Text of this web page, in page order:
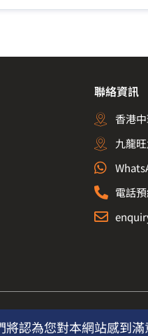
認為您對本網站感到滿
聯絡資訊
香港
九龍
電話